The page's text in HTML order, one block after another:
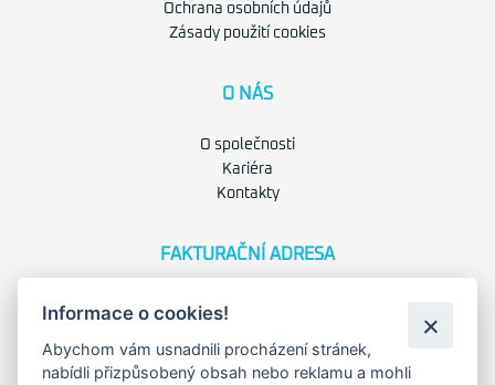
Ochrana osobních údajů
Zásady použití cookies
O NÁS
O společnosti
Kariéra
Kontakty
FAKTURAČNÍ ADRESA
Družstevní 1394/12
Praha 4 - Nusle, 140 00
DIČ: CZ28404009
Informace o cookies!
Abychom vám usnadnili procházení stránek,
nabídli přizpůsobený obsah nebo reklamu a mohli